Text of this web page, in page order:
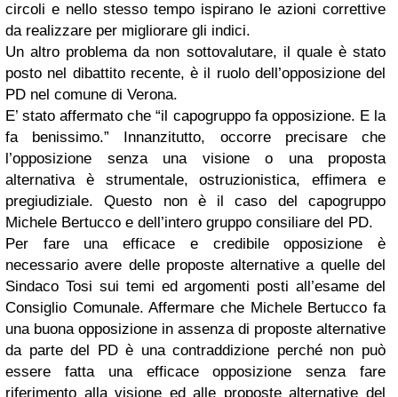
circoli e nello stesso tempo ispirano le azioni correttive
da realizzare per migliorare gli indici.
Un altro problema da non sottovalutare, il quale è stato
posto nel dibattito recente, è il ruolo dell’opposizione del
PD nel comune di Verona.
E’ stato affermato che “il capogruppo fa opposizione. E la
fa benissimo.” Innanzitutto, occorre precisare che
l’opposizione senza una visione o una proposta
alternativa è strumentale, ostruzionistica, effimera e
pregiudiziale. Questo non è il caso del capogruppo
Michele Bertucco e dell’intero gruppo consiliare del PD.
Per fare una efficace e credibile opposizione è
necessario avere delle proposte alternative a quelle del
Sindaco Tosi sui temi ed argomenti posti all’esame del
Consiglio Comunale. Affermare che Michele Bertucco fa
una buona opposizione in assenza di proposte alternative
da parte del PD è una contraddizione perché non può
essere fatta una efficace opposizione senza fare
riferimento alla visione ed alle proposte alternative del